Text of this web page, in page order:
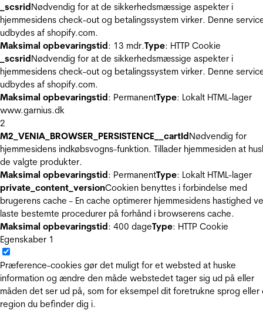
_scsridNødvendig for at de sikkerhedsmæssige aspekter i
hjemmesidens check-out og betalingssystem virker. Denne
udbydes af shopify.com.
Maksimal opbevaringstid: 13 mdr.Type: HTTP Cookie
_scsridNødvendig for at de sikkerhedsmæssige aspekter i
hjemmesidens check-out og betalingssystem virker. Denne
udbydes af shopify.com.
Maksimal opbevaringstid: PermanentType: Lokalt HTML-lager
www.garnius.dk
2
M2_VENIA_BROWSER_PERSISTENCE__cartIdNødvendig for
hjemmesidens indkøbsvogns-funktion. Tillader hjemmesiden at
de valgte produkter.
Maksimal opbevaringstid: PermanentType: Lokalt HTML-lager
private_content_versionCookien benyttes i forbindelse med
brugerens cache - En cache optimerer hjemmesidens hastighed
laste bestemte procedurer på forhånd i browserens cache.
Maksimal opbevaringstid: 400 dageType: HTTP Cookie
Egenskaber 1
Præference-cookies gør det muligt for et websted at huske
information og ændre den måde webstedet tager sig ud på eller
måden det ser ud på, som for eksempel dit foretrukne sprog eller
region du befinder dig i.